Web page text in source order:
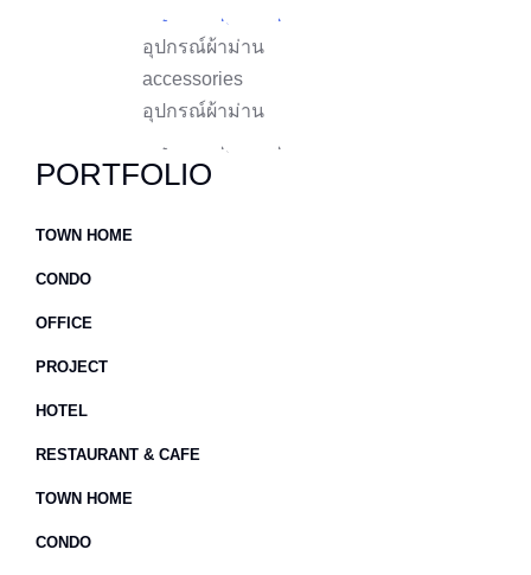
อุปกรณ์ผ้าม่าน
accessories
อุปกรณ์ผ้าม่าน
PORTFOLIO
TOWN HOME
CONDO
OFFICE
PROJECT
HOTEL
RESTAURANT & CAFE
TOWN HOME
CONDO